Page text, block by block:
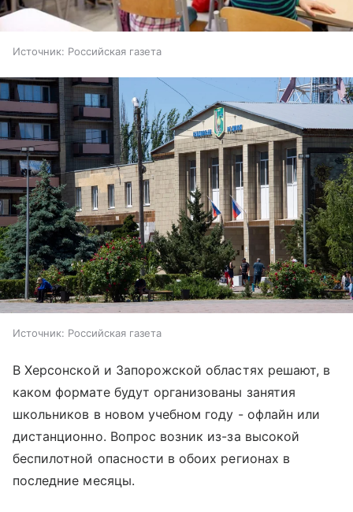
Источник: Российская газета
Источник: Российская газета
В Херсонской и Запорожской областях решают, в
каком формате будут организованы занятия
школьников в новом учебном году - офлайн или
дистанционно. Вопрос возник из-за высокой
беспилотной опасности в обоих регионах в
последние месяцы.